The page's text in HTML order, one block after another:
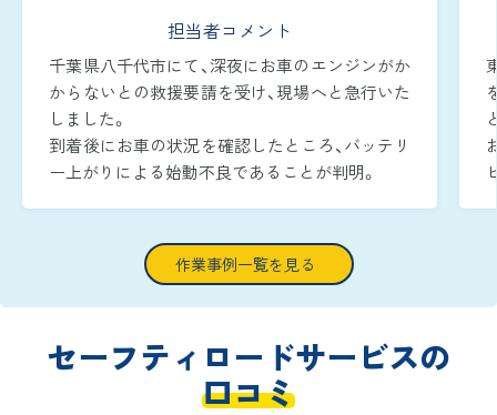
担当者コメント
千葉県八千代市にて、深夜にお車のエンジンがか
からないとの救援要請を受け、現場へと急行いた
しました。
到着後にお車の状況を確認したところ、バッテリ
ー上がりによる始動不良であることが判明。
速に復旧作業へ取り掛かりました。
ブースターケーブルをバッテリー端子へ確実に
つなぎ、ジャンピング作業を実施し、到着から約
きました。
作業事例一覧を見る
セーフティロードサービスの
口コミ